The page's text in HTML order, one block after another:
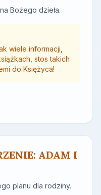
Bożego dzieła.
wiele informacji,
stos takich
do Księżyca!
ADAM I
planu dla rodziny.